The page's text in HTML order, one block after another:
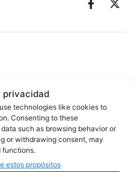
privacidad
technologies like cookies to
Consenting to these
such as browsing behavior or
or withdrawing consent, may
functions.
estos propósitos